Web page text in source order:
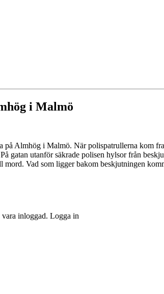
i Malmö
Almhög i Malmö. När polispatrullerna kom
gatan utanför säkrade polisen hylsor från
mord. Vad som ligger bakom beskjutningen
vara inloggad. Logga in